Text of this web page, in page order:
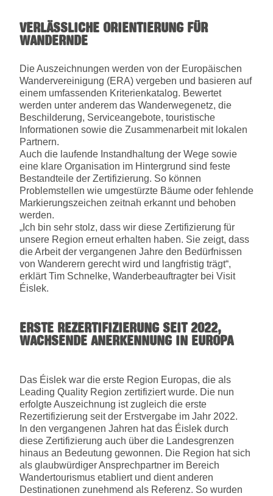
VERLÄSSLICHE ORIENTIERUNG FÜR
WANDERNDE
Die Auszeichnungen werden von der Europäischen
Wandervereinigung (ERA) vergeben und basieren auf
einem umfassenden Kriterienkatalog. Bewertet
werden unter anderem das Wanderwegenetz, die
Beschilderung, Serviceangebote, touristische
Informationen sowie die Zusammenarbeit mit lokalen
Partnern.
Auch die laufende Instandhaltung der Wege sowie
eine klare Organisation im Hintergrund sind feste
Bestandteile der Zertifizierung. So können
Problemstellen wie umgestürzte Bäume oder fehlende
Markierungszeichen zeitnah erkannt und behoben
werden.
„Ich bin sehr stolz, dass wir diese Zertifizierung für
unsere Region erneut erhalten haben. Sie zeigt, dass
die Arbeit der vergangenen Jahre den Bedürfnissen
von Wanderern gerecht wird und langfristig trägt“,
erklärt Tim Schnelke, Wanderbeauftragter bei Visit
Éislek.
ERSTE REZERTIFIZIERUNG SEIT 2022,
WACHSENDE ANERKENNUNG IN EUROPA
Das Éislek war die erste Region Europas, die als
Leading Quality Region zertifiziert wurde. Die nun
erfolgte Auszeichnung ist zugleich die erste
Rezertifizierung seit der Erstvergabe im Jahr 2022.
In den vergangenen Jahren hat das Éislek durch
diese Zertifizierung auch über die Landesgrenzen
hinaus an Bedeutung gewonnen. Die Region hat sich
als glaubwürdiger Ansprechpartner im Bereich
Wandertourismus etabliert und dient anderen
Destinationen zunehmend als Referenz. So wurden